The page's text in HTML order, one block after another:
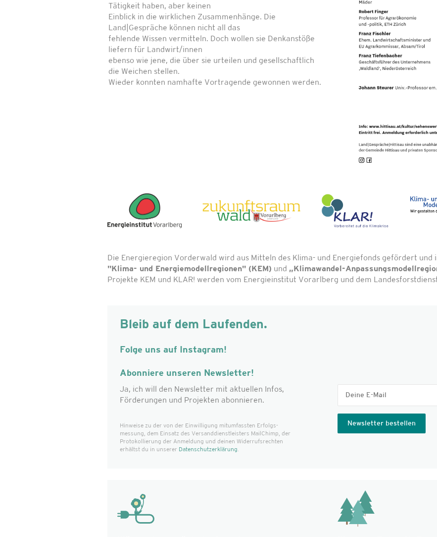
Tätigkeit haben, aber keinen
Einblick in die wirklichen Zusammenhänge. Die
Land|Gespräche können nicht all das
fehlende Wissen vermitteln. Doch wollen sie Denkanstöße
liefern für Landwirt/innen
ebenso wie jene, die über sie urteilen und gesellschaftlich
die Weichen stellen.
Wieder konnten namhafte Vortragende gewonnen werden.
Die Energieregion Vorderwald wird aus Mitteln des Klima- und Energiefonds gefördert und
"Klima- und Energiemodellregionen" (KEM) und „Klimawandel-
Projekte KEM und KLAR! werden vom Energieinstitut Vorarlberg und dem
Bleib auf dem Laufenden.
Folge uns auf Instagram!
Abonniere unseren Newsletter!
Ja, ich will den Newsletter mit aktuellen Infos,
Förderungen und Projekten abonnieren.
Hinweise zu der von der Einwilligung mitumfassten Erfolgs­
messung, dem Einsatz des Versanddienst­leisters MailChimp, der
Protokollierung der Anmeldung und deinen Widerrufsrechten
erhältst du in unserer Datenschutzerklärung.